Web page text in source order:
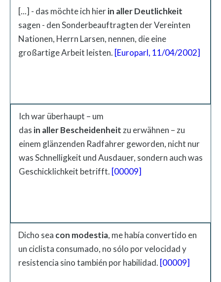
[...] - das möchte ich hierin aller Deutlichkeit
sagen - den Sonderbeauftragten der Vereinten
Nationen, Herrn Larsen, nennen, die eine
großartige Arbeit leisten. [Europarl, 11/04/2002]
Ich war überhaupt – um
das in allerBescheidenheit zu erwähnen – zu
einem glänzenden Radfahrer geworden, nicht nur
was Schnelligkeit und Ausdauer, sondern auch was
Geschicklichkeit betrifft. [00009]
Dicho sea con modestia, me había convertido en
un ciclista consumado, no sólo por velocidad y
resistencia sino también por habilidad. [00009]